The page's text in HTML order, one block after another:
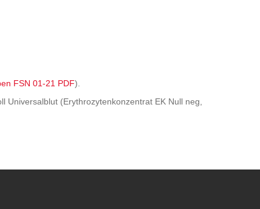
FSN 01-21 PDF).
(Erythrozytenkonzentrat EK Null neg,